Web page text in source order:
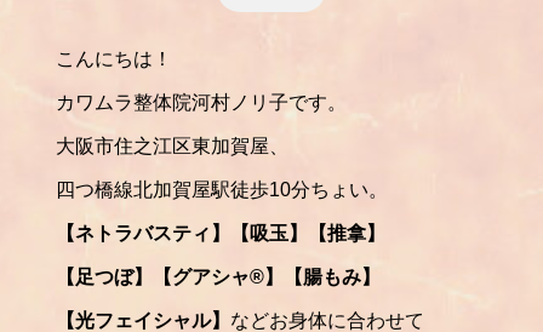
こんにちは！
カワムラ整体院河村ノリ子です。
大阪市住之江区東加賀屋、
四つ橋線北加賀屋駅徒歩10分ちょい。
【ネトラバスティ】【吸玉】【推拿】
【足つぼ】【グアシャ®️】【腸もみ】
【光フェイシャル】 などお身体に合わせて